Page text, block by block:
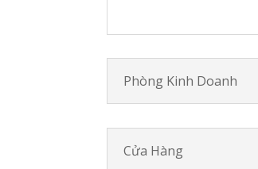
Phòng Kinh Doanh
Cửa Hàng